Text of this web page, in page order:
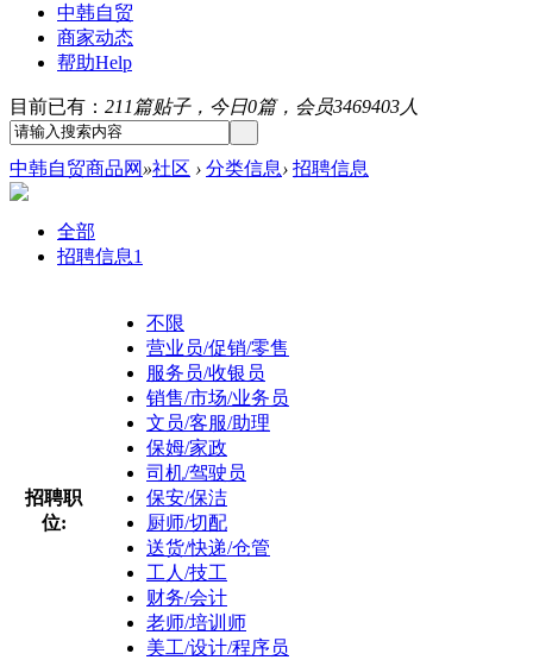
中韩自贸
商家动态
帮助Help
目前已有： 211篇贴子，今日0篇，会员3469403人
中韩自贸商品网 »社区 › 分类信息› 招聘信息
全部
招聘信息1
招聘职
位:
不限
营业员/促销/零售
服务员/收银员
销售/市场/业务员
文员/客服/助理
保姆/家政
司机/驾驶员
保安/保洁
厨师/切配
送货/快递/仓管
工人/技工
财务/会计
老师/培训师
美工/设计/程序员